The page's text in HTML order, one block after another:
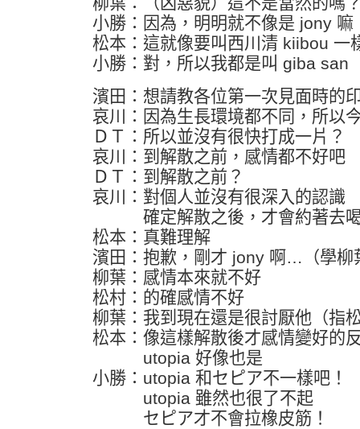
小勝：因為，明明就不像是 jony 嘛
松本：這就像要叫西川清 kiibou
小勝：對，所以我都是叫 giba san
濱田：想請教各位第一次見面時的
哀川：因為生長環境都不同，所以
ＤＴ：所以並沒有很快打成一片？
哀川：到解散之前，感情都不好吧
ＤＴ：到解散之前？
哀川：對個人並沒有很深入的認識
確定解散之後，才會約著去喝
松本：真難理解
濱田：抱歉，剛才 jony 啊…（學柳
柳葉：感情本來就不好
松村：的確感情不好
柳葉：我到現在還是很討厭他（指
松本：像這樣解散後才感情變好的
utopia 好像也是
小勝：utopia 和セピア不一樣吧！
utopia 雖然也很了不起
セピア才不會拉橡皮筋！